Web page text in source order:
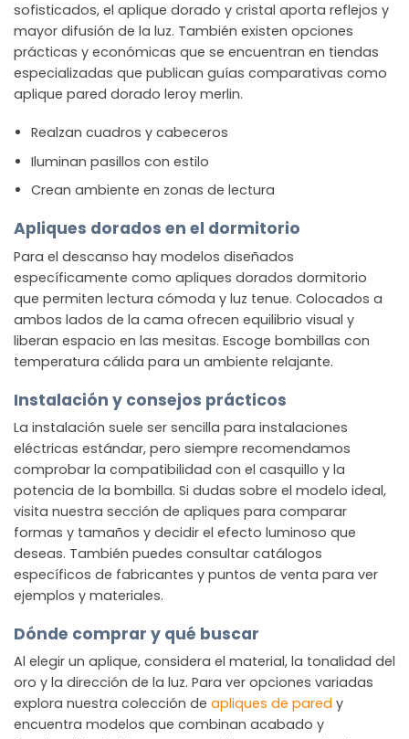
sofisticados, el aplique dorado y cristal aporta reflejos y
mayor difusión de la luz. También existen opciones
prácticas y económicas que se encuentran en tiendas
especializadas que publican guías comparativas como
aplique pared dorado leroy merlin.
Realzan cuadros y cabeceros
Iluminan pasillos con estilo
Crean ambiente en zonas de lectura
Apliques dorados en el dormitorio
Para el descanso hay modelos diseñados
específicamente como apliques dorados dormitorio
que permiten lectura cómoda y luz tenue. Colocados a
ambos lados de la cama ofrecen equilibrio visual y
liberan espacio en las mesitas. Escoge bombillas con
temperatura cálida para un ambiente relajante.
Instalación y consejos prácticos
La instalación suele ser sencilla para instalaciones
eléctricas estándar, pero siempre recomendamos
comprobar la compatibilidad con el casquillo y la
potencia de la bombilla. Si dudas sobre el modelo ideal,
visita nuestra sección de apliques para comparar
formas y tamaños y decidir el efecto luminoso que
deseas. También puedes consultar catálogos
específicos de fabricantes y puntos de venta para ver
ejemplos y materiales.
Dónde comprar y qué buscar
Al elegir un aplique, considera el material, la tonalidad del
oro y la dirección de la luz. Para ver opciones variadas
explora nuestra colección de apliques de pared y
encuentra modelos que combinan acabado y